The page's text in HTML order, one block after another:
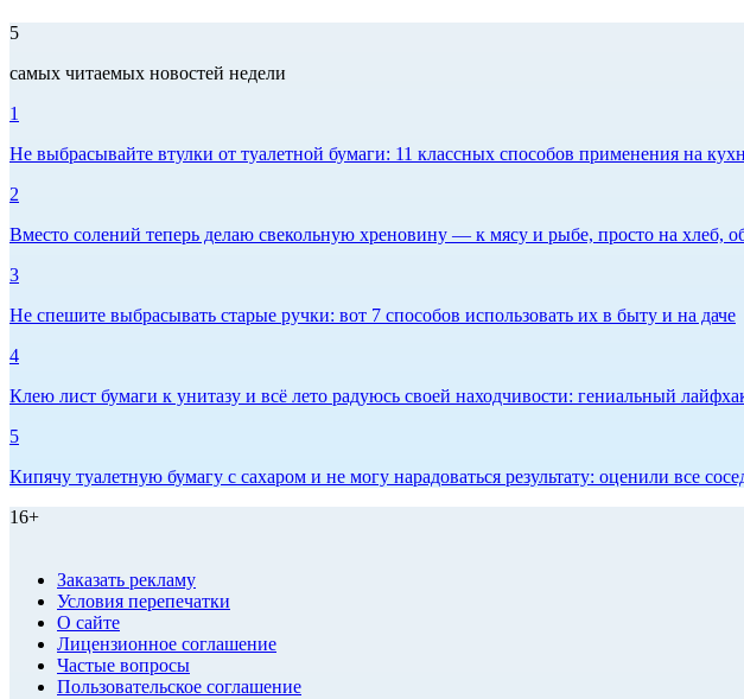
5
самых читаемых новостей недели
1
Не выбрасывайте втулки от туалетной бумаги: 11 классных способов применения на
2
Вместо солений теперь делаю свекольную хреновину — к мясу и рыбе, просто на хлеб,
3
Не спешите выбрасывать старые ручки: вот 7 способов использовать их в быту и на даче
4
Клею лист бумаги к унитазу и всё лето радуюсь своей находчивости: гениальный
5
Кипячу туалетную бумагу с сахаром и не могу нарадоваться результату: оценили все
16+
Заказать рекламу
Условия перепечатки
О сайте
Лицензионное соглашение
Частые вопросы
Пользовательское соглашение